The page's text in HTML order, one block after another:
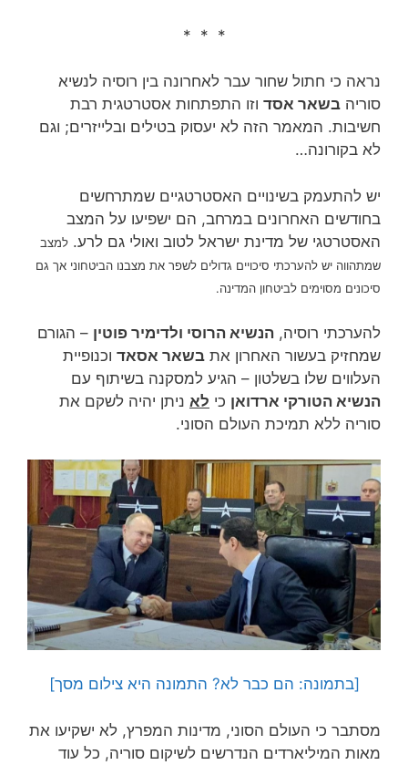
* * *
נראה כי חתול שחור עבר לאחרונה בין רוסיה לנשיא
סוריה בשאר אסד וזו התפתחות אסטרטגית רבת
חשיבות. המאמר הזה לא יעסוק בטילים ובלייזרים; וגם
לא בקורונה…
יש להתעמק בשינויים האסטרטגיים שמתרחשים
בחודשים האחרונים במרחב, הם ישפיעו על המצב
האסטרטגי של מדינת ישראל לטוב ואולי גם לרע. למצב
שמתהווה יש להערכתי סיכויים גדולים לשפר את מצבנו הביטחוני אך גם
סיכונים מסוימים לביטחון המדינה.
להערכתי רוסיה, הנשיא הרוסי ולדימיר פוטין – הגורם
שמחזיק בעשור האחרון את בשאר אסאד וכנופיית
העלווים שלו בשלטון – הגיע למסקנה בשיתוף עם
הנשיא הטורקי ארדואן כי לא ניתן יהיה לשקם את
סוריה ללא תמיכת העולם הסוני.
[בתמונה: הם כבר לא? התמונה היא צילום מסך]
מסתבר כי העולם הסוני, מדינות המפרץ, לא ישקיעו את
מאות המיליארדים הנדרשים לשיקום סוריה, כל עוד